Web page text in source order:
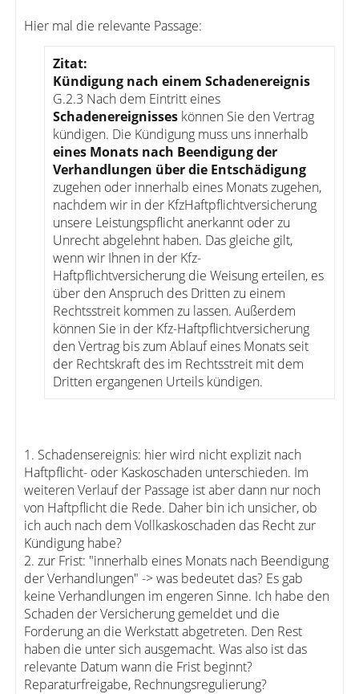
Hier mal die relevante Passage:
Zitat:
Kündigung nach einem Schadenereignis
G.2.3 Nach dem Eintritt eines
Schadenereignisseskönnen Sie den Vertrag
kündigen. Die Kündigung muss uns innerhalb
eines Monats nach Beendigung der
Verhandlungen über die Entschädigung
zugehen oder innerhalb eines Monats zugehen,
nachdem wir in der KfzHaftpflichtversicherung
unsere Leistungspflicht anerkannt oder zu
Unrecht abgelehnt haben. Das gleiche gilt,
wenn wir Ihnen in der Kfz-
Haftpflichtversicherung die Weisung erteilen, es
über den Anspruch des Dritten zu einem
Rechtsstreit kommen zu lassen. Außerdem
können Sie in der Kfz-Haftpflichtversicherung
den Vertrag bis zum Ablauf eines Monats seit
der Rechtskraft des im Rechtsstreit mit dem
Dritten ergangenen Urteils kündigen.
1. Schadensereignis: hier wird nicht explizit nach
Haftpflicht- oder Kaskoschaden unterschieden. Im
weiteren Verlauf der Passage ist aber dann nur noch
von Haftpflicht die Rede. Daher bin ich unsicher, ob
ich auch nach dem Vollkaskoschaden das Recht zur
Kündigung habe?
2. zur Frist: "innerhalb eines Monats nach Beendigung
der Verhandlungen" -> was bedeutet das? Es gab
keine Verhandlungen im engeren Sinne. Ich habe den
Schaden der Versicherung gemeldet und die
Forderung an die Werkstatt abgetreten. Den Rest
haben die unter sich ausgemacht. Was also ist das
relevante Datum wann die Frist beginnt?
Reparaturfreigabe, Rechnungsregulierung?